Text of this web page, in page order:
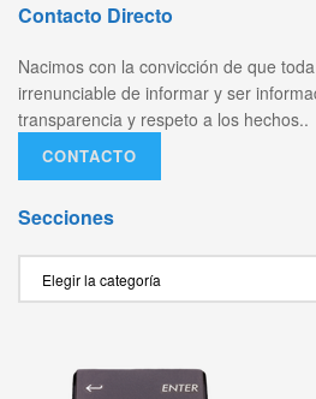
Contacto Directo
Nacimos con la convicción de que
irrenunciable de informar y ser
transparencia y respeto a los hechos..
CONTACTO
Secciones